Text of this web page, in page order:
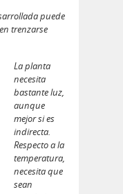
puede
trenzarse
La planta
necesita
bastante luz,
aunque
mejor si es
indirecta.
Respecto a la
temperatura,
necesita que
sean